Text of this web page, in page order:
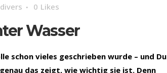
0 Likes
Wasser
schon vieles geschrieben wurde – und Du
das zeigt, wie wichtig sie ist. Denn